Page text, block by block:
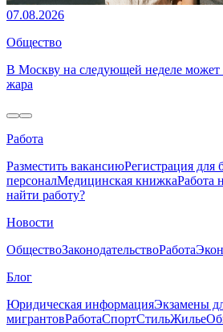
07.08.2026
Общество
В Москву на следующей неделе может
жара
Работа
Разместить вакансиюРегистрация для
персоналМедицинская книжкаРабота
найти работу?
Новости
ОбществоЗаконодательствоРабота
Блог
Юридическая информацияЭкзамены
мигрантовРаботаСпортСтильЖилье